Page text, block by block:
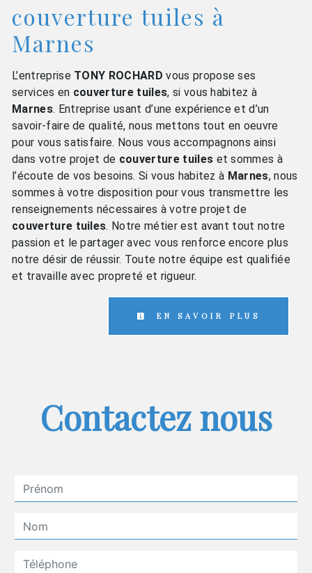
couverture tuiles à
Marnes
L’entreprise TONY ROCHARD vous propose ses
services en couverture tuiles, si vous habitez à
Marnes. Entreprise usant d’une expérience et d’un
savoir-faire de qualité, nous mettons tout en oeuvre
pour vous satisfaire. Nous vous accompagnons ainsi
dans votre projet de couverture tuiles et sommes à
l’écoute de vos besoins. Si vous habitez à Marnes, nous
sommes à votre disposition pour vous transmettre les
renseignements nécessaires à votre projet de
couverture tuiles. Notre métier est avant tout notre
passion et le partager avec vous renforce encore plus
notre désir de réussir. Toute notre équipe est qualifiée
et travaille avec propreté et rigueur.
EN SAVOIR PLUS
Contactez nous